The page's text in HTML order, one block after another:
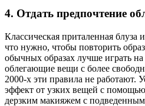
4. Отдать предпочтение
Классическая приталенная блуза
что нужно, чтобы повторить
обычных образах лучше играть на
облегающие вещи с более
2000-х эти правила не работают.
эффект от узких вещей с
дерзким макияжем с